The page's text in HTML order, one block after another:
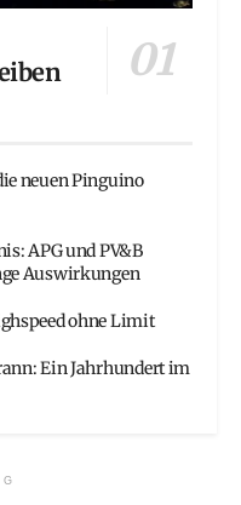
neuen Pinguino
APG und PV&B
Auswirkungen
ohne Limit
Ein Jahrhundert im